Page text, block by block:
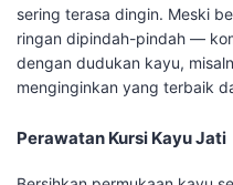
sering terasa dingin. Meski
ringan dipindah-pindah —
dengan dudukan kayu,
menginginkan yang terbaik
Perawatan Kursi Kayu Jati